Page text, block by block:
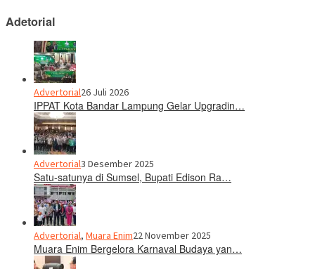
Adetorial
Advertorial26 Juli 2026
IPPAT Kota Bandar Lampung Gelar Upgradin…
Advertorial3 Desember 2025
Satu-satunya di Sumsel, Bupati Edison Ra…
Advertorial, Muara Enim22 November 2025
Muara Enim Bergelora Karnaval Budaya yan…